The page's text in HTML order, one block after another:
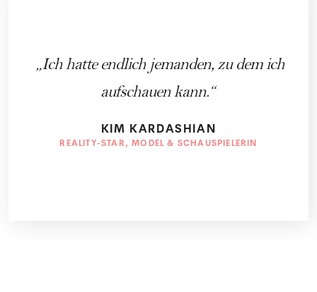
Ich hatte endlich jemanden, zu dem ich
aufschauen kann.
KIM KARDASHIAN
REALITY-STAR, MODEL & SCHAUSPIELERIN